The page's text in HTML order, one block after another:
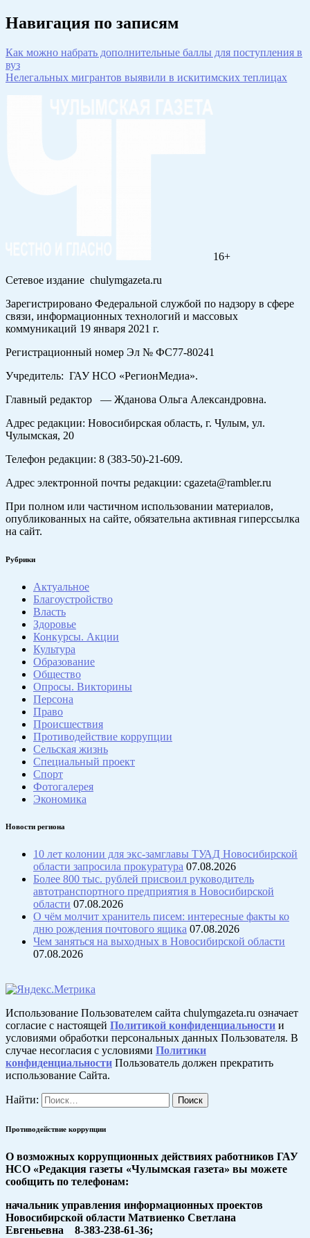
Навигация по записям
Как можно набрать дополнительные баллы для поступления в
вуз
Нелегальных мигрантов выявили в искитимских теплицах
16+
Сетевое издание chulymgazeta.ru
Зарегистрировано Федеральной службой по надзору в сфере
связи, информационных технологий и массовых
коммуникаций 19 января 2021 г.
Регистрационный номер Эл № ФС77-80241
Учредитель: ГАУ НСО «РегионМедиа».
Главный редактор — Жданова Ольга Александровна.
Адрес редакции: Новосибирская область, г. Чулым, ул.
Чулымская, 20
Телефон редакции: 8 (383-50)-21-609.
Адрес электронной почты редакции: cgazeta@rambler.ru
При полном или частичном использовании материалов,
опубликованных на сайте, обязательна активная гиперссылка
на сайт.
Рубрики
Актуальное
Благоустройство
Власть
Здоровье
Конкурсы. Акции
Культура
Образование
Общество
Опросы. Викторины
Персона
Право
Происшествия
Противодействие коррупции
Сельская жизнь
Специальный проект
Спорт
Фотогалерея
Экономика
Новости региона
10 лет колонии для экс-замглавы ТУАД Новосибирской
области запросила прокуратура 07.08.2026
Более 800 тыс. рублей присвоил руководитель
автотранспортного предприятия в Новосибирской
области 07.08.2026
О чём молчит хранитель писем: интересные факты ко
дню рождения почтового ящика 07.08.2026
Чем заняться на выходных в Новосибирской области
07.08.2026
Использование Пользователем сайта chulymgazeta.ru означает
согласие с настоящей Политикой конфиденциальности и
условиями обработки персональных данных Пользователя. В
случае несогласия с условиями Политики
конфиденциальности Пользователь должен прекратить
использование Сайта.
Найти:
Противодействие коррупции
О возможных коррупционных действиях работников ГАУ
НСО «Редакция газеты «Чулымская газета» вы можете
сообщить по телефонам:
начальник управления информационных проектов
Новосибирской области Матвиенко Светлана
Евгеньевна 8-383-238-61-36;